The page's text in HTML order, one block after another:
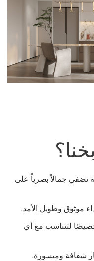
تضفي جمالاً بصرياً على
موثوق وطويل الأمد.
لتتناسب مع أي
شفافة وميسورة.